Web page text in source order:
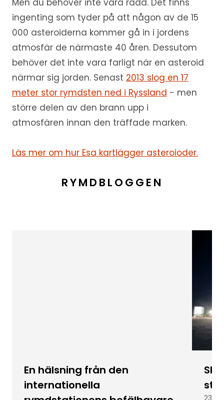
ingenting som tyder på att någon av de 15
000 asteroiderna kommer gå in i jordens
atmosfär de närmaste 40 åren. Dessutom
behöver det inte vara farligt när en asteroid
närmar sig jorden. Senast 2013 slog en 17
meter stor rymdsten ned i Ryssland - men
större delen av den brann upp i
atmosfären innan den träffade marken.
Läs mer om hur Esa kartlägger asteroioder.
RYMDBLOGGEN
En hälsning från den
internationella